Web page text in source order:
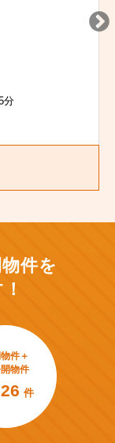
分
件を
件＋
物件
件